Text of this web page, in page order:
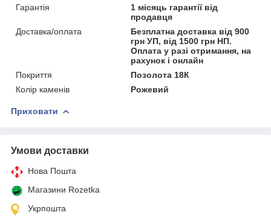
Гарантія
1 місяць гарантії від
продавця
Доставка/оплата
Безплатна доставка від 900
грн УП, від 1500 грн НП.
Оплата у разі отримання, на
рахунок і онлайн
Покриття
Позолота 18К
Колір каменів
Рожевий
Приховати
Умови доставки
Нова Пошта
Магазини Rozetka
Укрпошта